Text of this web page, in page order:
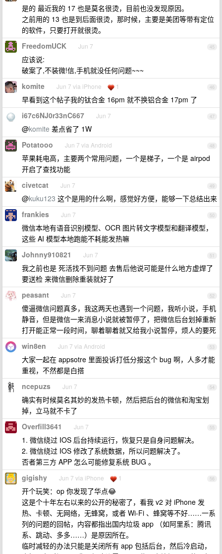
是的 最近我的 17 也是莫名很烫，目前也没发现原因。
之前用的 13 也是到后面很烫，那时候，主要是美团等带有定位
的软件，只要打开就很烫。
45
FreedomUCK Jun 7
应该说:
破案了,不装微!信,手机就没任何问题~~~
46
komite Jun 7 via iPhone 1
早看到这个帖子我的钛合金 16pm 就不换铝合金 17pm 了
47
i67c6NJ0r33nC667 Jun 7
@komite 差点省了 1W
48
Potatooo Jun 7 via Android
苹果耗电高，主要两个常用问题，一个是梯子，一个是 airpod
开启了查找功能
49
civetcat Jun 7
@kuku123 这个是用的什么啊，感觉好方便，能够一下总结出来
50
frankies Jun 7
微信本地有语音识别模型、OCR 图片转文字模型和翻译模型，
这些 AI 模型本地跑能不耗能发热嘛
51
Johnny910821 Jun 7
我之前也是 死活找不到问题 去售后他说可能是什么地方虚焊了
要送检 来微信删除重装就好了
52
peasant Jun 7
傻逼微信问题真多，我这两天也遇到一个问题，我听小说，手机
静音，但是微信一来消息小说就被暂停了，把微信后台划掉重新
打开能正常一段时间，聊着聊着就又给我小说暂停，烦人的要死
53
win8en Jun 7 via Android
大家一起在 appsotre 里面投诉打低分报这个 bug 啊，人多才能
重视，不然都是白搭
54
ncepuzs Jun 7
确实有时候莫名其妙的发热卡顿，然后把后台的微信和淘宝划
掉，立马就不卡了
55
Overfill3641 Jun 7
1. 微信绕过 IOS 后台持续运行，恢复只是自身问题解决。
2. 微信绕过 IOS 修改了系统数据，所以问题解决了。
否者第三方 APP 怎么可能修复系统 BUG 。
56
gigishy Jun 7 via iPhone 1
开个玩笑：op 你发现了华点😂
这是个十年左右以来的公开的秘密了，看我 v2 对 iPhone 发
热、卡顿、无网络，无蜂窝，或者 Wi-Fi 、蜂窝等不好……一系
列的问题的回帖，内容都指出国内垃圾 app （如阿里系：腾讯
系、跳动、多多……）是原因所在。
临时减轻的办法只能是关闭所有 app 包括后台，然后冷启动，